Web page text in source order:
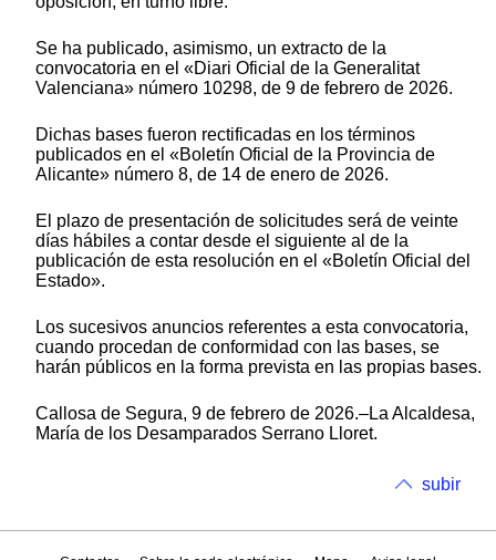
Se ha publicado, asimismo, un extracto de la
convocatoria en el «Diari Oficial de la Generalitat
Valenciana» número 10298, de 9 de febrero de 2026.
Dichas bases fueron rectificadas en los términos
publicados en el «Boletín Oficial de la Provincia de
Alicante» número 8, de 14 de enero de 2026.
El plazo de presentación de solicitudes será de veinte
días hábiles a contar desde el siguiente al de la
publicación de esta resolución en el «Boletín Oficial del
Estado».
Los sucesivos anuncios referentes a esta convocatoria,
cuando procedan de conformidad con las bases, se
harán públicos en la forma prevista en las propias bases.
Callosa de Segura, 9 de febrero de 2026.–La Alcaldesa,
María de los Desamparados Serrano Lloret.
subir